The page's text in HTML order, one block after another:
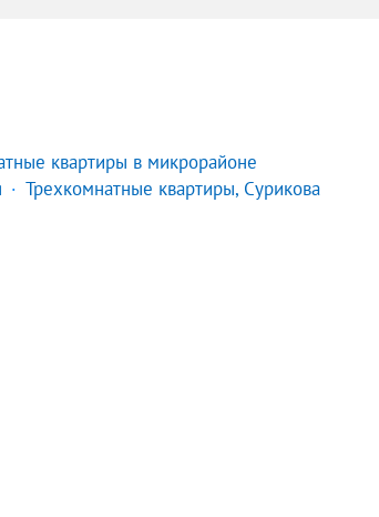
квартиры в микрорайоне
Трехкомнатные квартиры, Сурикова